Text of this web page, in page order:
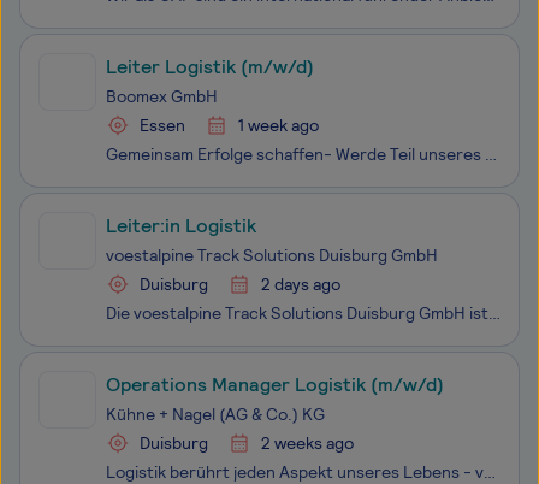
Leiter Logistik (m/w/d)
Boomex GmbH
Essen
1 week ago
Gemeinsam Erfolge schaffen- Werde Teil unseres Teams Die BOOMEX GmbH ist ein Produktionsunternehmen mit zwei Standorten in Deutschland und spezialisiert auf Grill- und Kaminanzünder. Rund um das Thema „Feuer“ haben wir in den letzten Jahren ein stark wachsendes Sortiment aufgebaut, das heute im Lebe
Leiter:in Logistik
voestalpine Track Solutions Duisburg GmbH
Duisburg
2 days ago
Die voestalpine Track Solutions Duisburg GmbH ist ein Unternehmen der voestalpine AG, einem weltweit agierenden stahlbasierten Technologie- und Industriegüterkonzern mit 52.000 Mitarbeiter:innen. Als Teil der voestalpine-Division Railway Systems führen wir für unsere Kunden aus der Eisenbahnbran
Operations Manager Logistik (m/w/d)
Kühne + Nagel (AG & Co.) KG
Duisburg
2 weeks ago
Logistik berührt jeden Aspekt unseres Lebens - von den Gütern, die wir täglich konsumieren bis zur Gesundheitsversorgung, auf die wir uns verlassen. Bei uns geht deine Arbeit über Logistik hinaus: Sie ermöglicht die kleinen und großen Momente des Lebens für Menschen auf der ganzen Welt. Als ein glob